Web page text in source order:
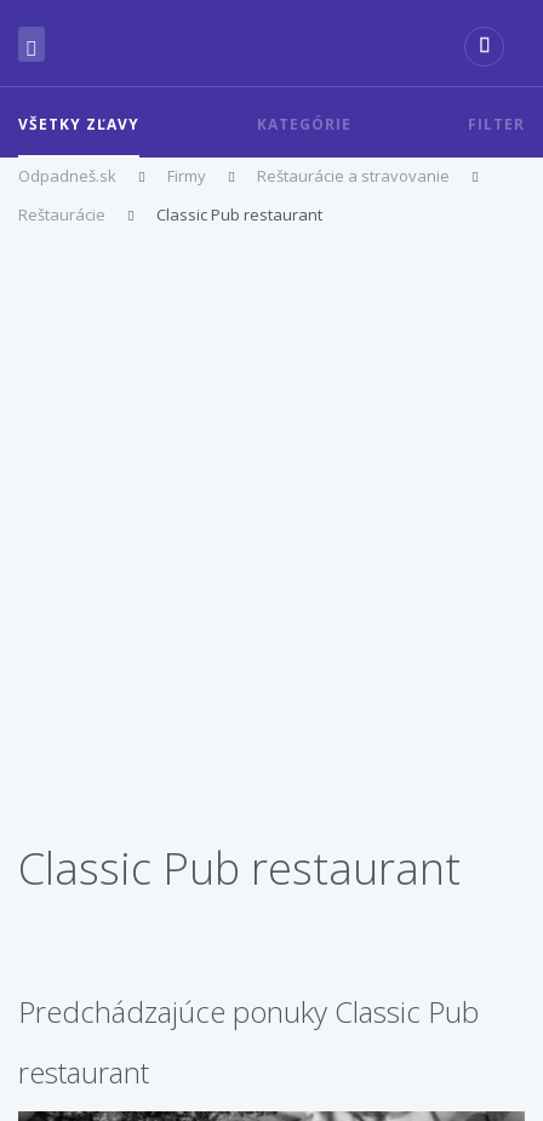
VŠETKY ZĽAVY KATEGÓRIE FILTER
Odpadneš.sk Firmy
Reštaurácie a stravovanie
Reštaurácie
Classic Pub restaurant
Classic Pub restaurant
Predchádzajúce ponuky Classic Pub
restaurant